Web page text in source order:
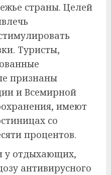
страны. Целей
Туристы,
признаны
и Всемирной
имеют
со
процентов.
у отдыхающих,
антивирусного